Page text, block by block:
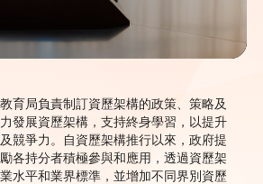
育局負責制訂資歷架構的政策、策略及
發展資歷架構，支持終身學習，以提升
競爭力。自資歷架構推行以來，政府提
各持分者積極參與和應用，透過資歷架
水平和業界標準，並增加不同界別資歷